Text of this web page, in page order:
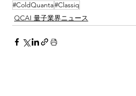
#ColdQuanta#Classiq
QCAI 量子業界ニュース